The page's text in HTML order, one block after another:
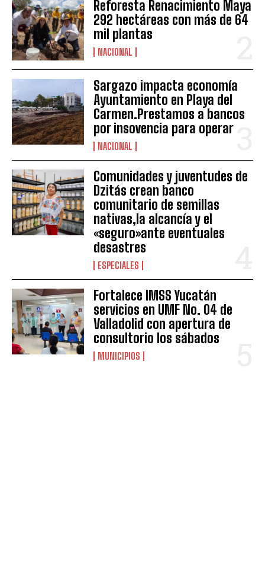
Reforesta Renacimiento Maya
292 hectáreas con más de 64
mil plantas
NACIONAL
Sargazo impacta economía
Ayuntamiento en Playa del
Carmen.Prestamos a bancos
por insovencia para operar
NACIONAL
Comunidades y juventudes de
Dzitás crean banco
comunitario de semillas
nativas,la alcancía y el
«seguro»ante eventuales
desastres
ESPECIALES
Fortalece IMSS Yucatán
servicios en UMF No. 04 de
Valladolid con apertura de
consultorio los sábados
MUNICIPIOS